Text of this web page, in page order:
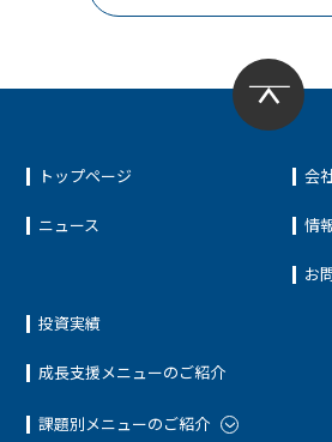
トップページ
ニュース
投資実績
成長支援メニューのご紹介
課題別メニューのご紹介
会
情
お